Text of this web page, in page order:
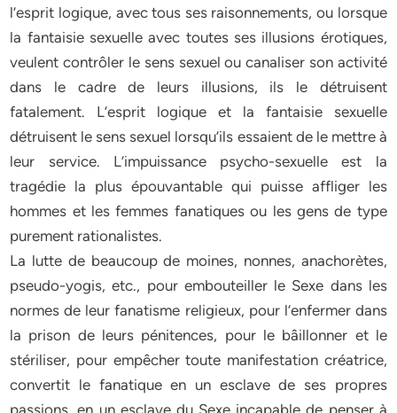
l’esprit logique, avec tous ses raisonnements, ou lorsque
la fantaisie sexuelle avec toutes ses illusions érotiques,
veulent contrôler le sens sexuel ou canaliser son activité
dans le cadre de leurs illusions, ils le détruisent
fatalement. L’esprit logique et la fantaisie sexuelle
détruisent le sens sexuel lorsqu’ils essaient de le mettre à
leur service. L’impuissance psycho-sexuelle est la
tragédie la plus épouvantable qui puisse affliger les
hommes et les femmes fanatiques ou les gens de type
purement rationalistes.
La lutte de beaucoup de moines, nonnes, anachorètes,
pseudo-yogis, etc., pour embouteiller le Sexe dans les
normes de leur fanatisme religieux, pour l’enfermer dans
la prison de leurs pénitences, pour le bâillonner et le
stériliser, pour empêcher toute manifestation créatrice,
convertit le fanatique en un esclave de ses propres
passions, en un esclave du Sexe incapable de penser à